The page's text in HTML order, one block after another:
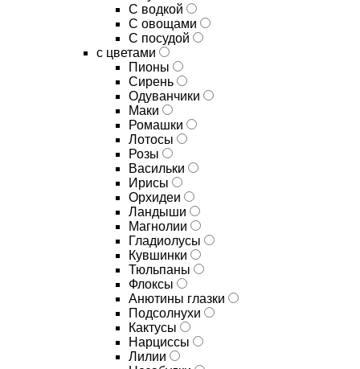
C водкой
C овощами
C посудой
с цветами
Пионы
Сирень
Одуванчики
Маки
Ромашки
Лотосы
Розы
Васильки
Ирисы
Орхидеи
Ландыши
Магнолии
Гладиолусы
Кувшинки
Тюльпаны
Флоксы
Анютины глазки
Подсолнухи
Кактусы
Нарциссы
Лилии